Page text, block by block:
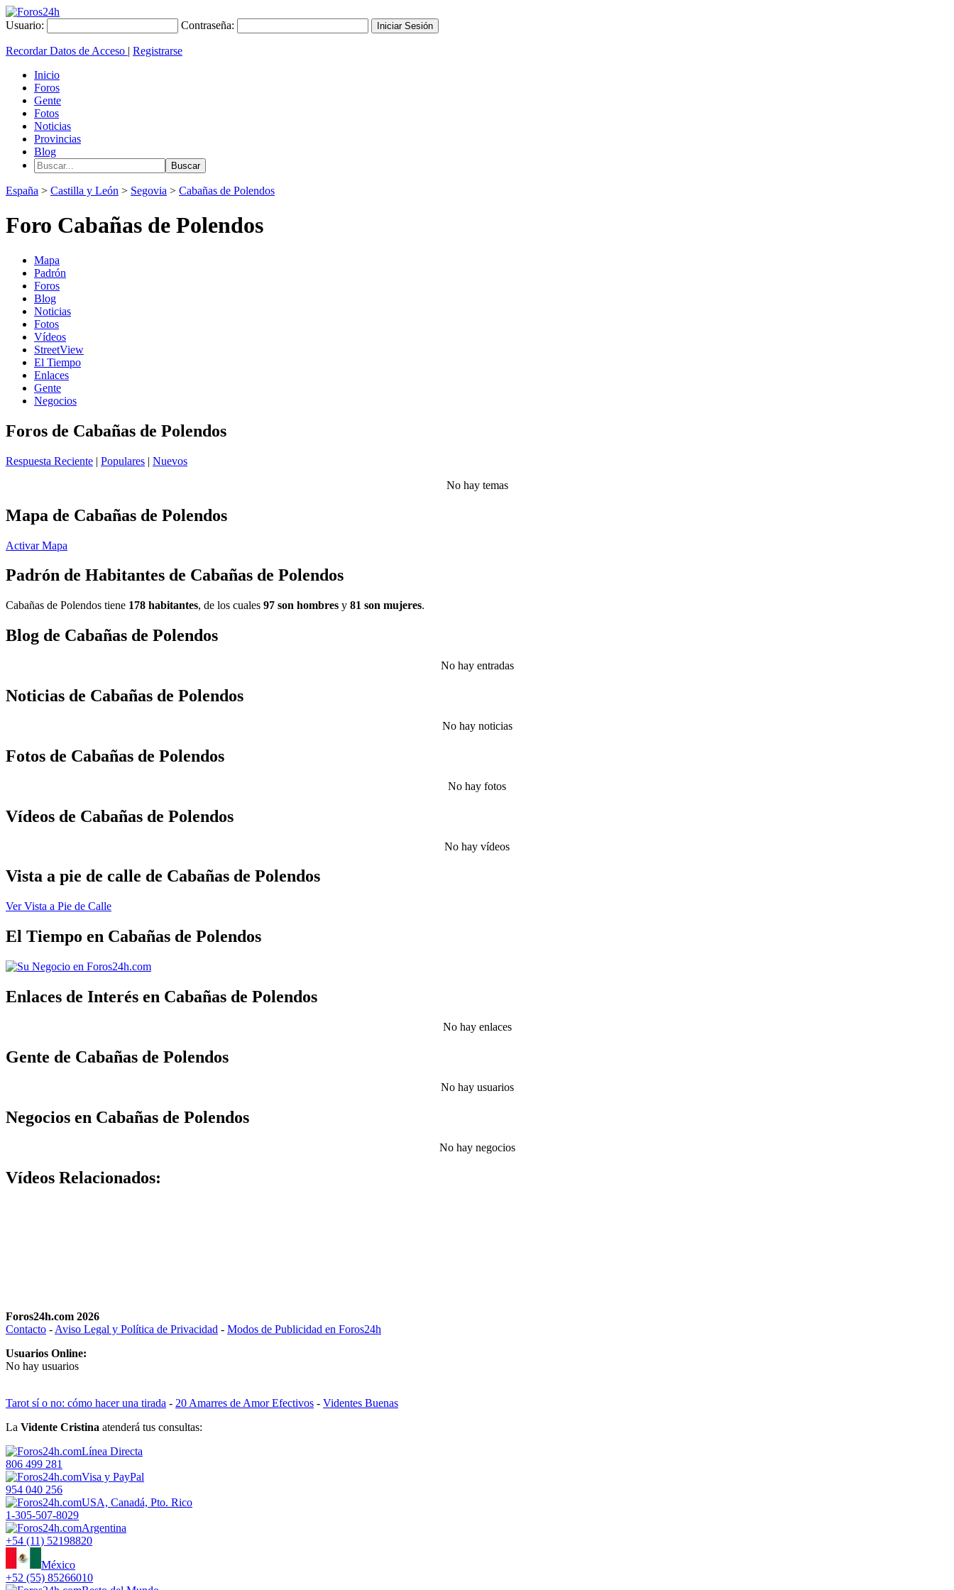
Usuario: Contraseña:
Recordar Datos de Acceso | Registrarse
Inicio
Foros
Gente
Fotos
Noticias
Provincias
Blog
España > Castilla y León > Segovia > Cabañas de Polendos
Foro Cabañas de Polendos
Mapa
Padrón
Foros
Blog
Noticias
Fotos
Vídeos
StreetView
El Tiempo
Enlaces
Gente
Negocios
Foros de Cabañas de Polendos
Respuesta Reciente | Populares | Nuevos
No hay temas
Mapa de Cabañas de Polendos
Activar Mapa
Padrón de Habitantes de Cabañas de Polendos
Cabañas de Polendos tiene 178 habitantes, de los cuales 97 son hombres y 81 son mujeres.
Blog de Cabañas de Polendos
No hay entradas
Noticias de Cabañas de Polendos
No hay noticias
Fotos de Cabañas de Polendos
No hay fotos
Vídeos de Cabañas de Polendos
No hay vídeos
Vista a pie de calle de Cabañas de Polendos
Ver Vista a Pie de Calle
El Tiempo en Cabañas de Polendos
Enlaces de Interés en Cabañas de Polendos
No hay enlaces
Gente de Cabañas de Polendos
No hay usuarios
Negocios en Cabañas de Polendos
No hay negocios
Vídeos Relacionados:
Foros24h.com 2026
Contacto -Aviso Legal y Política de Privacidad - Modos de Publicidad en Foros24h
Usuarios Online:
No hay usuarios
Tarot sí o no: cómo hacer una tirada - 20 Amarres de Amor Efectivos - Videntes Buenas
La Vidente Cristina atenderá tus consultas:
Línea Directa
806 499 281
Visa y PayPal
954 040 256
USA, Canadá, Pto. Rico
1-305-507-8029
Argentina
+54 (11) 52198820
México
+52 (55) 85266010